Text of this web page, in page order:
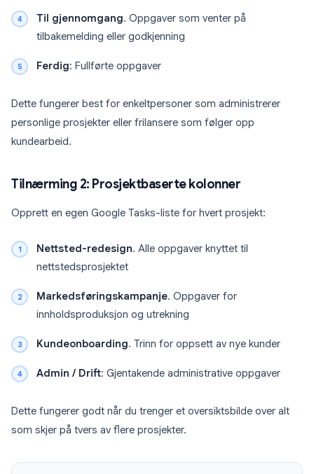
Til gjennomgang. Oppgaver som venter på
tilbakemelding eller godkjenning
Ferdig: Fullførte oppgaver
Dette fungerer best for enkeltpersoner som administrerer
personlige prosjekter eller frilansere som følger opp
kundearbeid.
Tilnærming 2: Prosjektbaserte kolonner
Opprett en egen Google Tasks-liste for hvert prosjekt:
Nettsted-redesign. Alle oppgaver knyttet til
nettstedsprosjektet
Markedsføringskampanje. Oppgaver for
innholdsproduksjon og utrekning
Kundeonboarding. Trinn for oppsett av nye kunder
Admin / Drift: Gjentakende administrative oppgaver
Dette fungerer godt når du trenger et oversiktsbilde over alt
som skjer på tvers av flere prosjekter.